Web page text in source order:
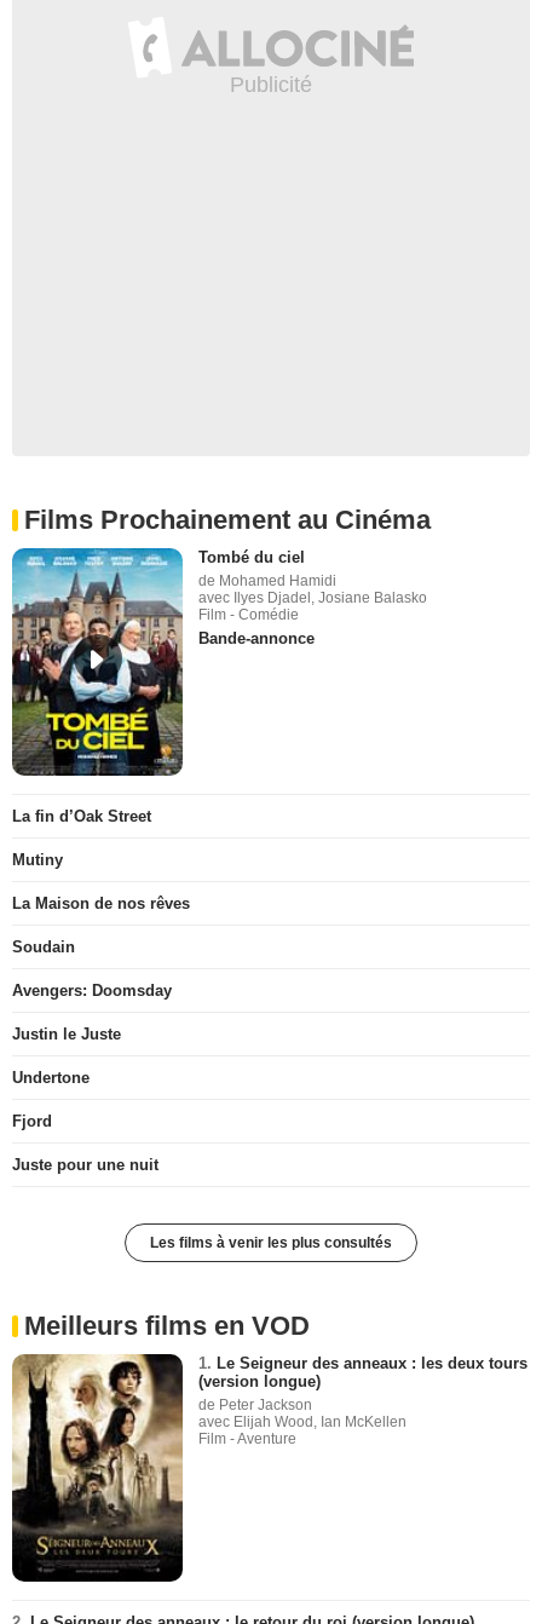
Films Prochainement au Cinéma
Tombé du ciel
de Mohamed Hamidi
avec Ilyes Djadel, Josiane Balasko
Film - Comédie
Bande-annonce
La fin d’Oak Street
Mutiny
La Maison de nos rêves
Soudain
Avengers: Doomsday
Justin le Juste
Undertone
Fjord
Juste pour une nuit
Les films à venir les plus consultés
Meilleurs films en VOD
1. Le Seigneur des anneaux : les deux tours
(version longue)
de Peter Jackson
avec Elijah Wood, Ian McKellen
Film - Aventure